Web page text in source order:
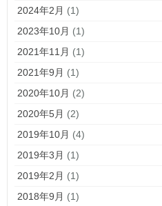
2024年2月 (1)
2023年10月 (1)
2021年11月 (1)
2021年9月 (1)
2020年10月 (2)
2020年5月 (2)
2019年10月 (4)
2019年3月 (1)
2019年2月 (1)
2018年9月 (1)